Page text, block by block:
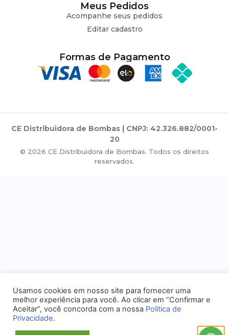
Meus Pedidos
Acompanhe seus pedidos
Editar cadastro
Formas de Pagamento
CE Distribuidora de Bombas | CNPJ: 42.326.882/0001-
20
© 2026 CE Distribuidora de Bombas. Todos os direitos
reservados.
Usamos cookies em nosso site para fornecer uma
melhor experiência para você. Ao clicar em “Confirmar e
Aceitar”, você concorda com a nossa Politica de
Privacidade.